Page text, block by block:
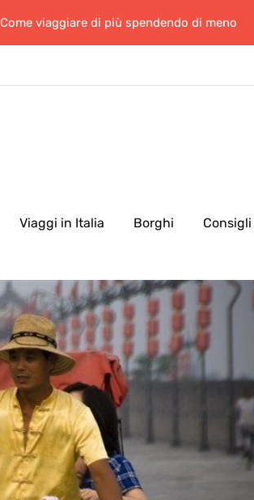
Come viaggiare di più spendendo di meno
Viaggi in Italia Borghi Consigli